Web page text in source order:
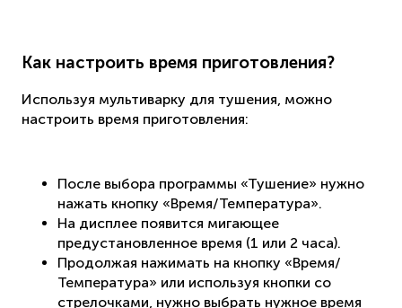
Как настроить время приготовления?
Используя мультиварку для тушения, можно
настроить время приготовления:
После выбора программы «Тушение» нужно
нажать кнопку «Время/Температура».
На дисплее появится мигающее
предустановленное время (1 или 2 часа).
Продолжая нажимать на кнопку «Время/
Температура» или используя кнопки со
стрелочками, нужно выбрать нужное время